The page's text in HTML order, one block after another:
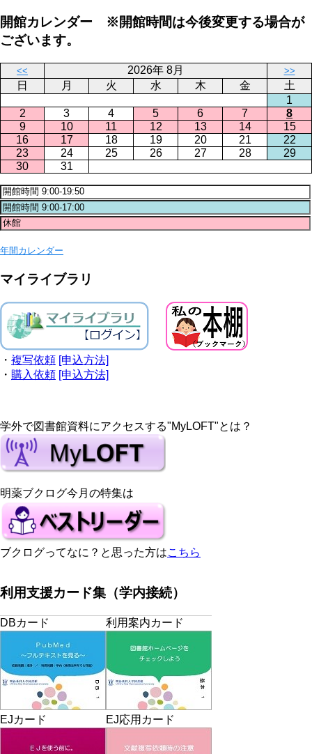
開館カレンダー ※開館時間は今後変更する場合が
ございます。
<< 2026年 8月 >>
日 月 火 水 木 金
土
1
2
3 4 5 6 7
8
9
10 11 12 13 14
15
16
17 18 19 20 21
22
23
24 25 26 27 28
29
30
31
年間カレンダー
マイライブラリ
・ 複写依頼 [申込方法]
・ 購入依頼 [申込方法]
学外で図書館資料にアクセスする"MyLOFT"とは？
明薬ブクログ今月の特集は
ブクログってなに？と思った方はこちら
利用支援カード集（学内接続）
DBカード 利用案内カード
EJカード EJ応用カード